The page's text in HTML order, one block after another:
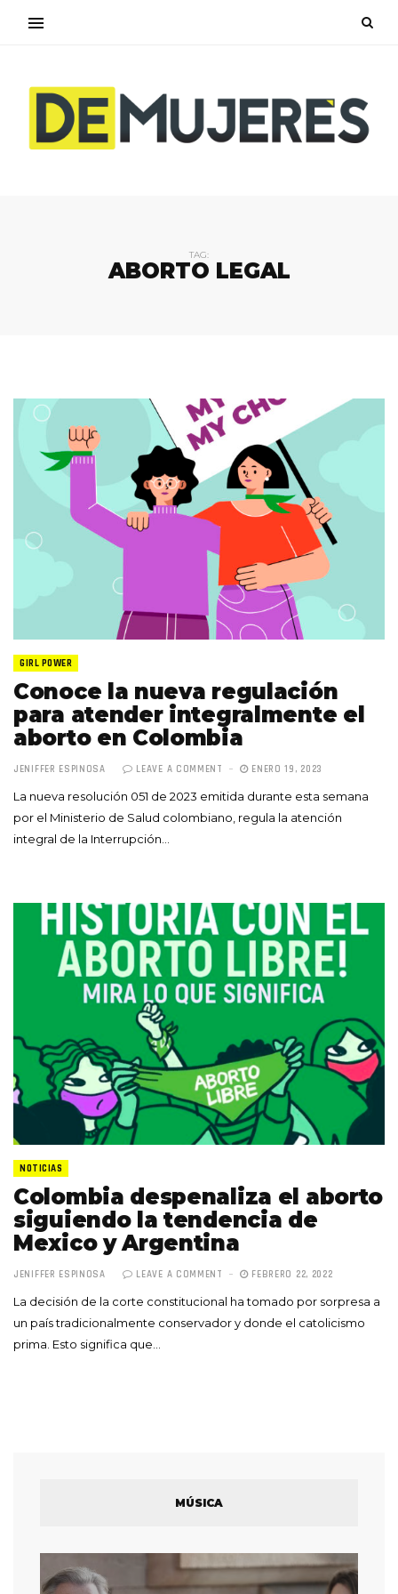
TAG:
ABORTO LEGAL
GIRL POWER
Conoce la nueva regulación
para atender integralmente el
aborto en Colombia
JENIFFER ESPINOSA LEAVE A COMMENT ENERO 19, 2023
La nueva resolución 051 de 2023 emitida durante esta semana
por el Ministerio de Salud colombiano, regula la atención
integral de la Interrupción…
NOTICIAS
Colombia despenaliza el aborto
siguiendo la tendencia de
Mexico y Argentina
JENIFFER ESPINOSA LEAVE A COMMENT FEBRERO 22, 2022
La decisión de la corte constitucional ha tomado por sorpresa a
un país tradicionalmente conservador y donde el catolicismo
prima. Esto significa que…
MÚSICA